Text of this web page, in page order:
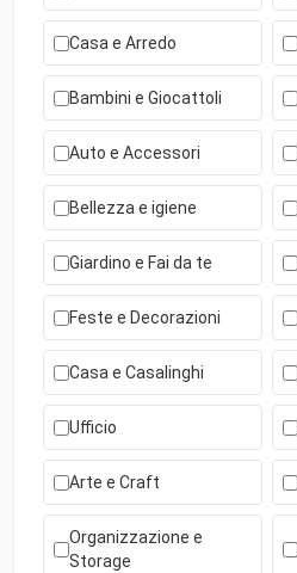
Casa e Arredo
Bambini e Giocattoli
Auto e Accessori
Bellezza e igiene
Giardino e Fai da te
Feste e Decorazioni
Casa e Casalinghi
Ufficio
Arte e Craft
Organizzazione e
Storage